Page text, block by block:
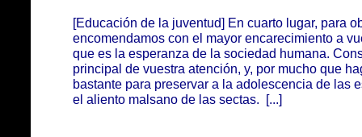
[Educación de la juventud] En cuarto lugar, para
encomendamos con el mayor encarecimiento a
que es la esperanza de la sociedad humana.
principal de vuestra atención, y, por mucho que
bastante para preservar a la adolescencia de las
el aliento malsano de las sectas. [...]